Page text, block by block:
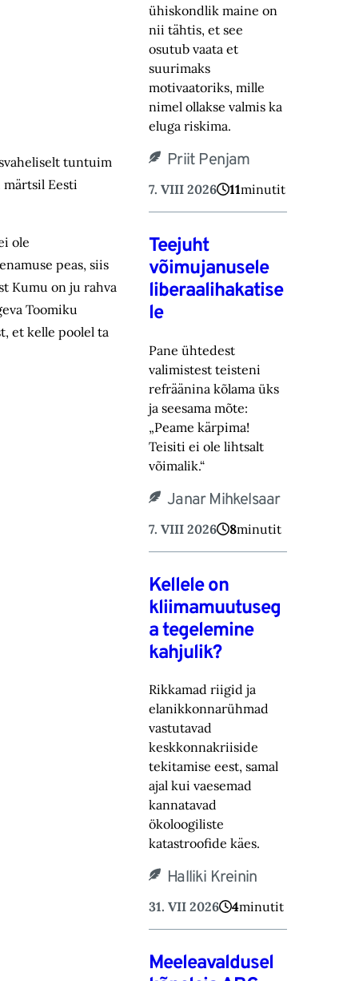
tuntuim
märtsil Eesti
ole
peas, siis
Kumu on ju rahva
Toomiku
et kelle poolel ta
ühiskondlik maine on
nii tähtis, et see
osutub vaata et
suurimaks
motivaatoriks, ‎mille
nimel ollakse valmis ka
eluga riskima.‎
Priit Penjam
7. VIII 2026 11minutit
Teejuht
võimujanusele
liberaalihakatise
le
Pane ühtedest
valimistest teisteni
refräänina kõlama üks
ja seesama mõte:
„Peame kärpima!
‎Teisiti ei ole lihtsalt
võimalik.“‎
Janar Mihkelsaar
7. VIII 2026 8minutit
Kellele on
kliimamuutuseg
a tegelemine
kahjulik?
Rikkamad riigid ja
elanikkonnarühmad
vastutavad
keskkonnakriiside
tekitamise eest, samal
ajal kui vaesemad
kannatavad
ökoloogiliste
katastroofide käes.
Halliki Kreinin
31. VII 2026 4minutit
Meeleavaldusel